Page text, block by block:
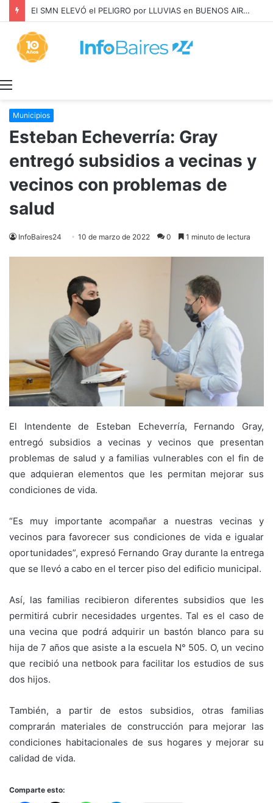
El SMN ELEVÓ el PELIGRO por LLUVIAS en BUENOS AIRES
Municipios
Esteban Echeverría: Gray
entregó subsidios a vecinas y
vecinos con problemas de
salud
InfoBaires24 10 de marzo de 2022 0 1 minuto de lectura
El Intendente de Esteban Echeverría, Fernando Gray,
entregó subsidios a vecinas y vecinos que presentan
problemas de salud y a familias vulnerables con el fin de
que adquieran elementos que les permitan mejorar sus
condiciones de vida.
“Es muy importante acompañar a nuestras vecinas y
vecinos para favorecer sus condiciones de vida e igualar
oportunidades”, expresó Fernando Gray durante la entrega
que se llevó a cabo en el tercer piso del edificio municipal.
Así, las familias recibieron diferentes subsidios que les
permitirá cubrir necesidades urgentes. Tal es el caso de
una vecina que podrá adquirir un bastón blanco para su
hija de 7 años que asiste a la escuela N° 505. O, un vecino
que recibió una netbook para facilitar los estudios de sus
dos hijos.
También, a partir de estos subsidios, otras familias
comprarán materiales de construcción para mejorar las
condiciones habitacionales de sus hogares y mejorar su
calidad de vida.
Comparte esto: